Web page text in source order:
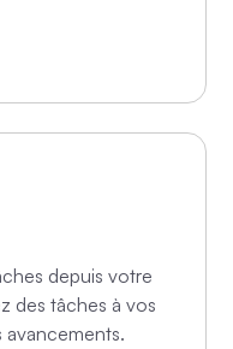
depuis votre
des tâches à vos
avancements.